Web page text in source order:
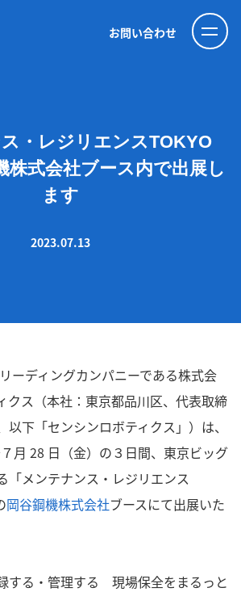
お問い合わせ
・レジリエンスTOKYO
株式会社ブース内で出展し
ます
2023.07.13
ーディングカンパニーである株式会
クス（本社：東京都品川区、代表取締
下「センシンロボティクス」）は、
月 28 日（金）の３日間、東京ビッグ
「メンテナンス・レジリエンス
岡谷鋼機株式会社ブースにて出展いた
する・管理する 現場保全をまるっと